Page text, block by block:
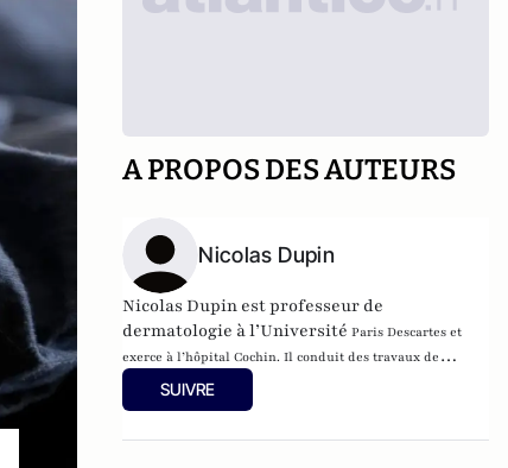
A PROPOS DES AUTEURS
Nicolas Dupin
Nicolas Dupin est professeur de
dermatologie à l’UniversitéParis Descartes et
exerce à l’hôpital Cochin. Il conduit destravaux de
recherche sur le rôle des micro-organismes dans
développement des maladies dermatologiques et
SUIVRE